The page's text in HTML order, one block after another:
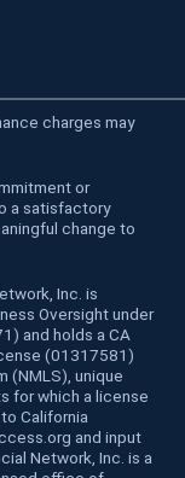
charges may
or
a satisfactory
change to
Inc. is
Oversight under
and holds a CA
(01317581)
(NMLS), unique
for which a license
California
and input
Network, Inc. is a